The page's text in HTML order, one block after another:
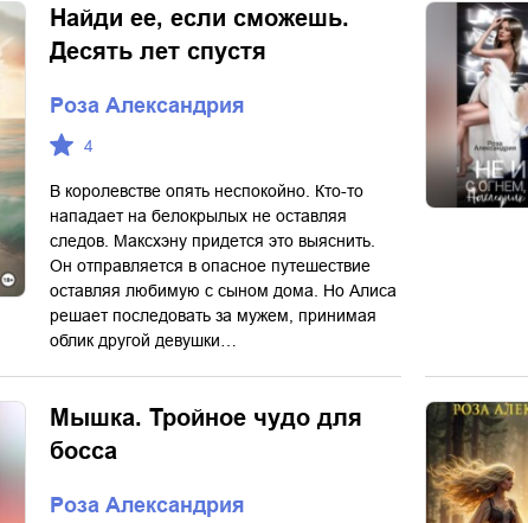
Найди ее, если сможешь.
Десять лет спустя
Роза Александрия
4
В королевстве опять неспокойно. Кто-то
нападает на белокрылых не оставляя
следов. Максхэну придется это выяснить.
Он отправляется в опасное путешествие
оставляя любимую с сыном дома. Но Алиса
решает последовать за мужем, принимая
облик другой девушки…
Мышка. Тройное чудо для
босса
Роза Александрия